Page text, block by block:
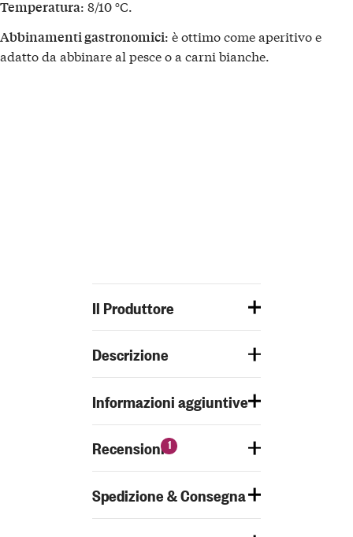
Temperatura: 8/10 °C.
Abbinamenti gastronomici: è ottimo come aperitivo e
adatto da abbinare al pesce o a carni bianche.
Il Produttore
Descrizione
Informazioni aggiuntive
Recensioni1
Spedizione & Consegna